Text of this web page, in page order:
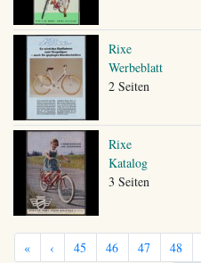
Rixe
Werbeblatt
2 Seiten
Rixe
Katalog
3 Seiten
« ‹ 45 46 47 48